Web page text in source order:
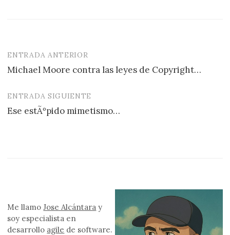
Navegación
de
entradas
ENTRADA ANTERIOR
Michael Moore contra las leyes de Copyright…
ENTRADA SIGUIENTE
Ese estÃºpido mimetismo…
Me llamoJose Alcántara y
soy especialista en
desarrollo agile de software.